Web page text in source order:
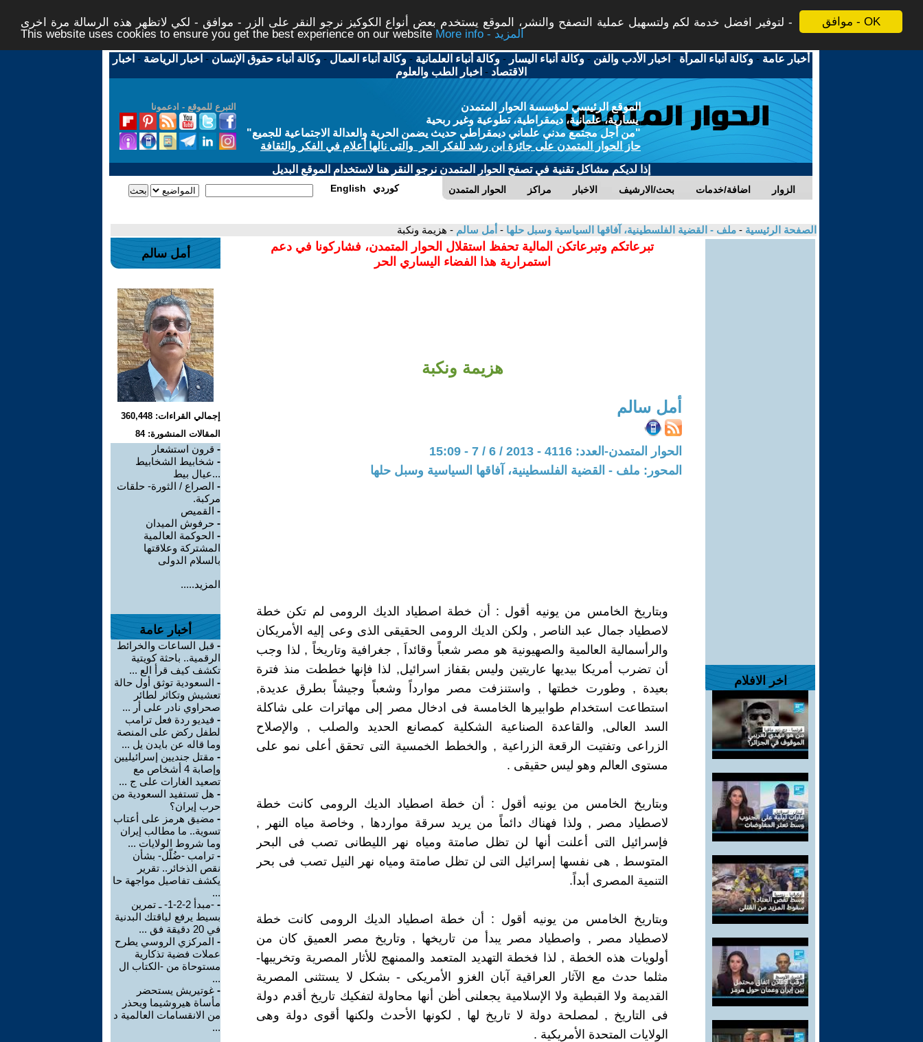
موافق - OK
لتوفير افضل خدمة لكم ولتسهيل عملية التصفح والنشر، الموقع يستخدم بعض أنواع الكوكيز نرجو النقر على الزر - موافق - لكي لاتظهر هذه الرسالة مرة اخرى -
This website uses cookies to ensure you get the best experience on our website
More info - المزيد
أخبار عامة -وكالة أنباء المرأة - اخبار الأدب والفن -وكالة أنباء اليسار -وكالة أنباء العلمانية -وكالة أنباء العمال -وكالة أنباء حقوق الإنسان - اخبار الرياضة - اخبار
الاقتصاد - اخبار الطب والعلوم
التبرع للموقع - ادعمونا
الموقع الرئيسي لمؤسسة الحوار المتمدن
يسارية، علمانية، ديمقراطية، تطوعية وغير ربحية
"من أجل مجتمع مدني علماني ديمقراطي حديث يضمن الحرية والعدالة الاجتماعية للجميع"
حاز الحوار المتمدن على جائزة ابن رشد للفكر الحر والتى نالها أعلام في الفكر والثقافة
إذا لديكم مشاكل تقنية في تصفح الحوار المتمدن نرجو النقر هنا لاستخدام الموقع البديل
الحوار المتمدن مراكز الاخبار بحث/الارشيف اضافة/خدمات الزوار English كوردي
الصفحة الرئيسية - ملف - القضية الفلسطينية، آفاقها السياسية وسبل حلها - أمل سالم - هزيمة ونكبة
اخر الافلام
تبرعاتكم وتبرعاتكن المالية تحفظ استقلال الحوار المتمدن، فشاركونا في دعم
استمرارية هذا الفضاء اليساري الحر
هزيمة ونكبة
أمل سالم
الحوار المتمدن-العدد: 4116 - 2013 / 6 / 7 - 15:09
المحور: ملف - القضية الفلسطينية، آفاقها السياسية وسبل حلها
وبتاريخ الخامس من يونيه أقول : أن خطة اصطياد الديك الرومى لم تكن خطة
لاصطياد جمال عبد الناصر , ولكن الديك الرومى الحقيقى الذى وعى إليه الأمريكان
والرأسمالية العالمية والصهيونية هو مصر شعباً وقائداَ , جغرافية وتاريخاً , لذا وجب
أن تضرب أمريكا بيديها عاريتين وليس بقفاز اسرائيل, لذا فإنها خططت منذ فترة
بعيدة , وطورت خطتها , واستنزفت مصر موارداً وشعباً وجيشاً بطرق عديدة,
استطاعت استخدام طوابيرها الخامسة فى ادخال مصر إلى مهاترات على شاكلة
السد العالى, والقاعدة الصناعية الشكلية كمصانع الحديد والصلب , والإصلاح
الزراعى وتفتيت الرقعة الزراعية , والخطط الخمسية التى تحقق أعلى نمو على
مستوى العالم وهو ليس حقيقى .
وبتاريخ الخامس من يونيه أقول : أن خطة اصطياد الديك الرومى كانت خطة
لاصطياد مصر , ولذا فهناك دائماً من يريد سرقة مواردها , وخاصة مياه النهر ,
فإسرائيل التى أعلنت أنها لن تظل صامتة ومياه نهر الليطانى تصب فى البحر
المتوسط , هى نفسها إسرائيل التى لن تظل صامتة ومياه نهر النيل تصب فى بحر
التنمية المصرى أبداً.
وبتاريخ الخامس من يونيه أقول : أن خطة اصطياد الديك الرومى كانت خطة
لاصطياد مصر , واصطياد مصر يبدأ من تاريخها , وتاريخ مصر العميق كان من
أولويات هذه الخطة , لذا فخطة التهديد المتعمد والممنهج للأثار المصرية وتخريبها-
مثلما حدث مع الآثار العراقية آبان الغزو الأمريكى - بشكل لا يستثنى المصرية
القديمة ولا القبطية ولا الإسلامية يجعلنى أظن أنها محاولة لتفكيك تاريخ أقدم دولة
فى التاريخ , لمصلحة دولة لا تاريخ لها , لكونها الأحدث ولكنها أقوى دولة وهى
الولايات المتحدة الأمريكية .
أمل سالم
إجمالي القراءات: 360,448
المقالات المنشورة: 84
- قرون استشعار
- شخابيط الشخابيط
...عيال بيط
- الصراع / الثورة- حلقات
مركبة.
- القميص
- حرفوش الميدان
- الحوكمة العالمية
المشتركة وعلاقتها
بالسلام الدولى
المزيد.....
أخبار عامة
- قبل الساعات والخرائط
الرقمية.. باحثة كويتية
تكشف كيف قرأ الع ...
- السعودية توثق أول حالة
تعشيش وتكاثر لطائر
صحراوي نادر على أر ...
- فيديو ردة فعل ترامب
لطفل ركض على المنصة
وما قاله عن بايدن يل ...
- مقتل جنديين إسرائيليين
وإصابة 4 أشخاص مع
تصعيد الغارات على ج ...
- هل تستفيد السعودية من
حرب إيران؟
- مضيق هرمز على أعتاب
تسوية.. ما مطالب إيران
وما شروط الولايات ...
- ترامب -ضُلّل- بشأن
نقص الذخائر.. تقرير
يكشف تفاصيل مواجهة حا
...
-
-مبدأ 2-2-1- ـ تمرين
بسيط يرفع لياقتك البدنية
في 20 دقيقة فق ...
- المركزي الروسي يطرح
عملات فضية تذكارية
مستوحاة من -الكتاب ال
...
- غوتيريش يستحضر
مأساة هيروشيما ويحذر
من الانقسامات العالمية د
...